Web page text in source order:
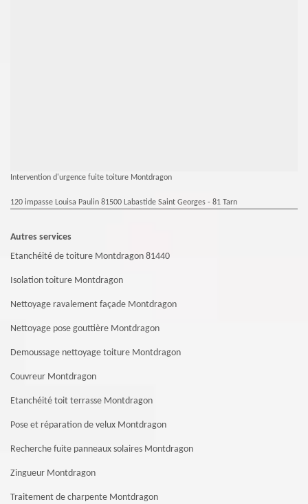
Intervention d'urgence fuite toiture Montdragon
120 impasse Louisa Paulin 81500 Labastide Saint Georges - 81 Tarn
Autres services
Etanchéité de toiture Montdragon 81440
Isolation toiture Montdragon
Nettoyage ravalement façade Montdragon
Nettoyage pose gouttière Montdragon
Demoussage nettoyage toiture Montdragon
Couvreur Montdragon
Etanchéité toit terrasse Montdragon
Pose et réparation de velux Montdragon
Recherche fuite panneaux solaires Montdragon
Zingueur Montdragon
Traitement de charpente Montdragon